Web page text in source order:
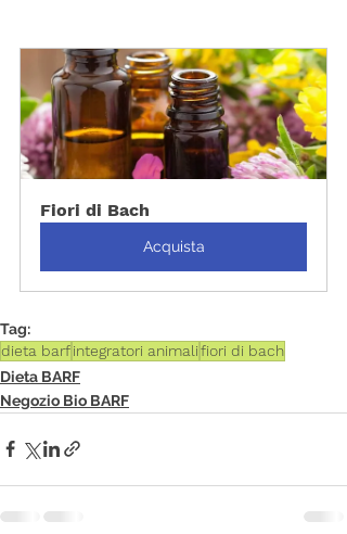
Fiori di Bach
Acquista
Tag:
dieta barfintegratori animalifiori di bach
Dieta BARF
Negozio Bio BARF